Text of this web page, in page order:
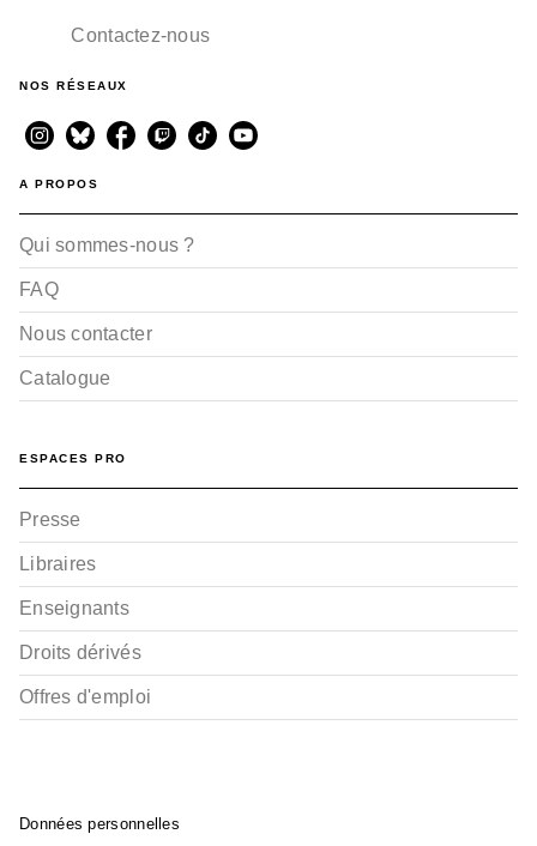
Contactez-nous
NOS RÉSEAUX
A PROPOS
Qui sommes-nous ?
FAQ
Nous contacter
Catalogue
ESPACES PRO
Presse
Libraires
Enseignants
Droits dérivés
Offres d'emploi
Données personnelles